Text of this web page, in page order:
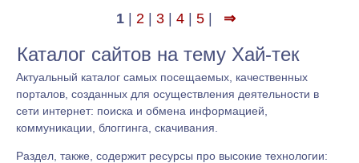
1 2 3 4 5 ⇒
Каталог сайтов на тему Хай-тек
Актуальный каталог самых посещаемых, качественных
порталов, созданных для осуществления деятельности в
сети интернет: поиска и обмена информацией,
коммуникации, блоггинга, скачивания.
Раздел, также, содержит ресурсы про высокие технологии: